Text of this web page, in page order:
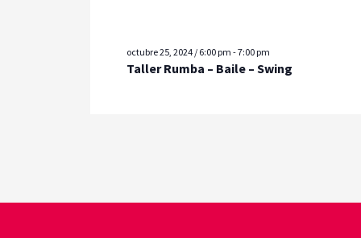
octubre 25, 2024 / 6:00 pm -7:00 pm
Taller Rumba – Baile – Swing